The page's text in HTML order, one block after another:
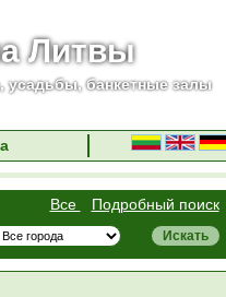
Литвы
усадьбы, банкетные залы
Все Подробный поиск